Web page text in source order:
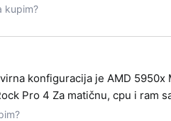
kupim?
konfiguracija je AMD
Pro 4 Za matičnu, cpu i ram